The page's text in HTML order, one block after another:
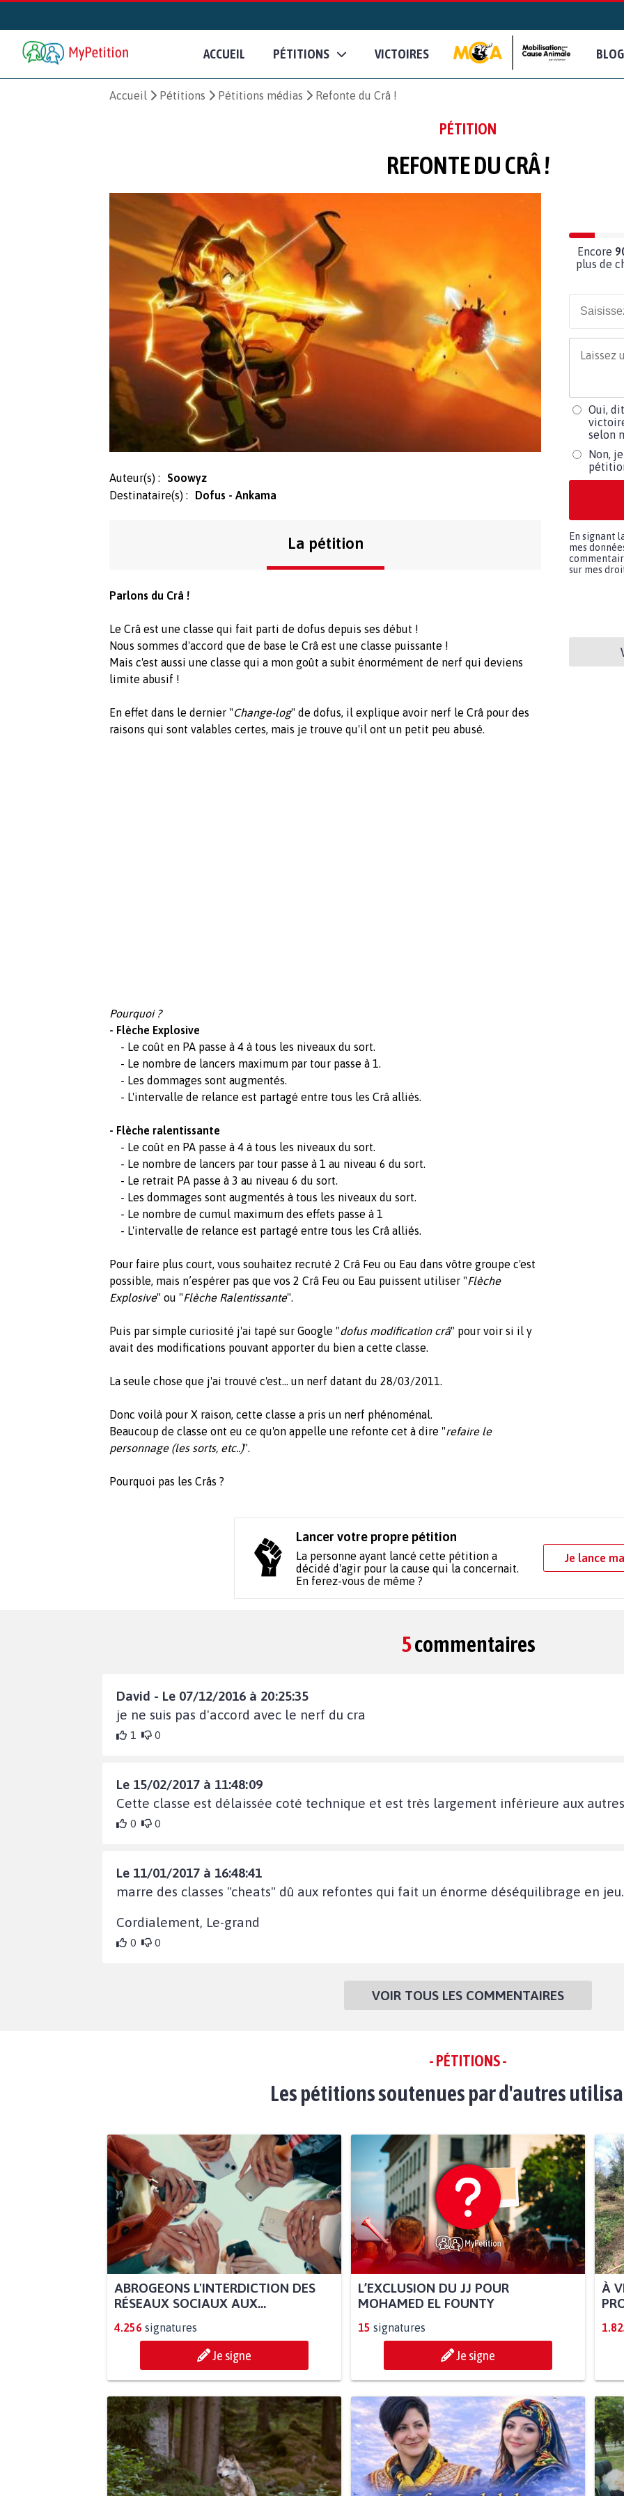
ACCUEIL PÉTITIONS VICTOIRES BLOG
Accueil Pétitions Pétitions médias Refonte du Crâ !
PÉTITION
REFONTE DU CRÂ !
Auteur(s) :
Soowyz
Destinataire(s) :
Dofus - Ankama
La pétition
Parlons du Crâ !
Le Crâ est une classe qui fait parti de dofus depuis ses début !
Nous sommes d'accord que de base le Crâ est une classe puissante !
Mais c'est aussi une classe qui a mon goût a subit énormément de nerf qui deviens
limite abusif !
En effet dans le dernier "Change-log" de dofus, il explique avoir nerf le Crâ pour des
raisons qui sont valables certes, mais je trouve qu'il ont un petit peu abusé.
Pourquoi ?
- Flèche Explosive
- Le coût en PA passe à 4 à tous les niveaux du sort.
- Le nombre de lancers maximum par tour passe à 1.
- Les dommages sont augmentés.
- L'intervalle de relance est partagé entre tous les Crâ alliés.
- Flèche ralentissante
- Le coût en PA passe à 4 à tous les niveaux du sort.
- Le nombre de lancers par tour passe à 1 au niveau 6 du sort.
- Le retrait PA passe à 3 au niveau 6 du sort.
- Les dommages sont augmentés à tous les niveaux du sort.
- Le nombre de cumul maximum des effets passe à 1
- L'intervalle de relance est partagé entre tous les Crâ alliés.
Pour faire plus court, vous souhaitez recruté 2 Crâ Feu ou Eau dans vôtre groupe c'est
possible, mais n’espérer pas que vos 2 Crâ Feu ou Eau puissent utiliser "Flèche
Explosive" ou "Flèche Ralentissante".
Puis par simple curiosité j'ai tapé sur Google "dofus modification crâ" pour voir si il y
avait des modifications pouvant apporter du bien a cette classe.
La seule chose que j'ai trouvé c'est... un nerf datant du 28/03/2011.
Donc voilà pour X raison, cette classe a pris un nerf phénoménal.
Beaucoup de classe ont eu ce qu'on appelle une refonte cet à dire "refaire le
personnage (les sorts, etc..)".
Pourquoi pas les Crâs ?
Encore
plus de
Oui,
selon
Non,
En signant
mes
sur mes
Lancer votre propre pétition
La personne ayant lancé cette pétition a
décidé d'agir pour la cause qui la concernait.
En ferez-vous de même ?
Je lance
5commentaires
David - Le 07/12/2016 à 20:25:35
je ne suis pas d'accord avec le nerf du cra
1 0
Le 15/02/2017 à 11:48:09
Cette classe est délaissée coté technique et est très largement inférieure aux autres
0 0
Le 11/01/2017 à 16:48:41
marre des classes "cheats" dû aux refontes qui fait un énorme déséquilibrage en jeu.
Cordialement, Le-grand
0 0
VOIR TOUS LES COMMENTAIRES
- PÉTITIONS -
Les pétitions soutenues par d'autres
ABROGEONS L'INTERDICTION DES
RÉSEAUX SOCIAUX AUX...
4.256 signatures
Je signe
L’EXCLUSION DU JJ POUR
MOHAMED EL FOUNTY
15 signatures
Je signe
À